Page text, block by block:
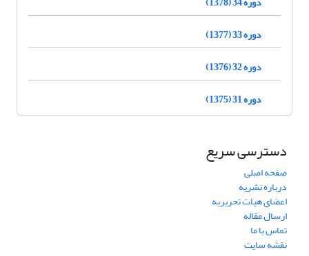
دوره 33 (1377)
دوره 32 (1376)
دوره 31 (1375)
دسترسی سریع
صفحه اصلی
درباره نشریه
اعضای هیات تحریریه
ارسال مقاله
تماس با ما
نقشه سایت